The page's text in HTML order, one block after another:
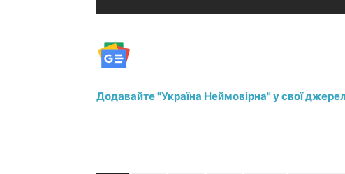
Додавайте "Україна Неймовірна" у свої